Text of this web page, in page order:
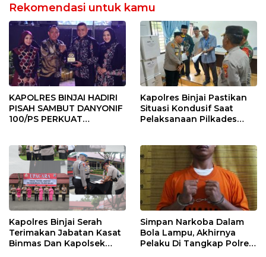
Rekomendasi untuk kamu
KAPOLRES BINJAI HADIRI
PISAH SAMBUT DANYONIF
100/PS PERKUAT
Kapolres Binjai Pastikan
Situasi Kondusif Saat
Pelaksanaan Pilkades
Kapolres Binjai Serah
Terimakan Jabatan Kasat
Binmas Dan Kapolsek
Simpan Narkoba Dalam
Bola Lampu, Akhirnya
Pelaku Di Tangkap Polres